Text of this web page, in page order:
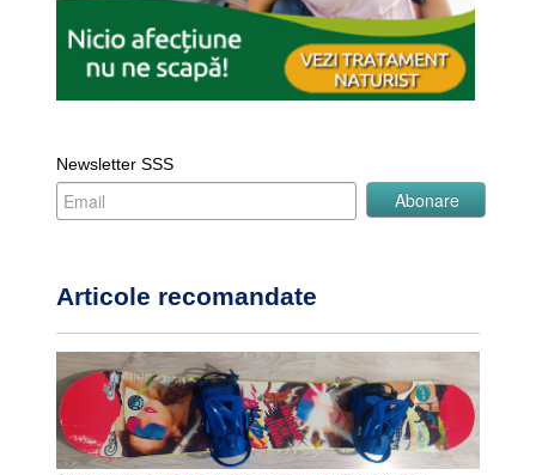
Newsletter SSS
Articole recomandate